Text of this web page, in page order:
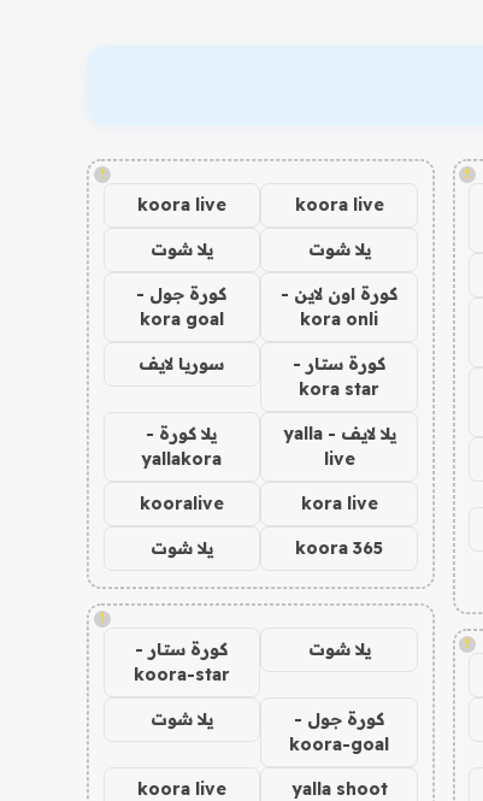
!
!
!
koora live
koora live
يلا شوت يلا شوت
كورة اون لاين -
kora onli
كورة جول -
kora goal
كورة ستار -
kora star
سوريا لايف
يلا لايف - yalla
live
يلا كورة -
yallakora
kora live
kooralive
koora 365 يلا شوت
!
يلا شوت
كورة ستار -
koora-star
كورة جول -
koora-goal
يلا شوت
yalla shoot
koora live